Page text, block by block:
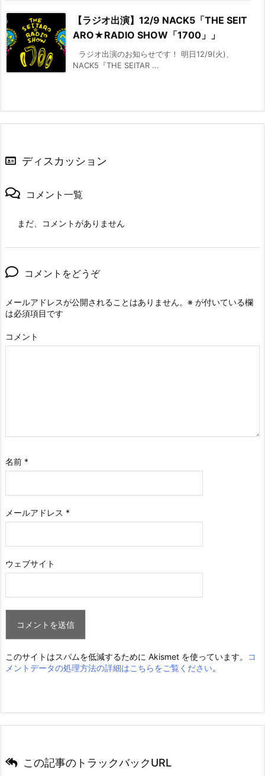
【ラジオ出演】12/9 NACK5「THE SEIT
ARO★RADIO SHOW「1700」」
ラジオ出演のお知らせです！ 明日12/9(火)、
NACK5『THE SEITAR ...
ディスカッション
コメント一覧
まだ、コメントがありません
コメントをどうぞ
メールアドレスが公開されることはありません。 ※ が付いている欄
は必須項目です
コメント
名前 *
メールアドレス *
ウェブサイト
このサイトはスパムを低減するために Akismet を使っています。
コ
メントデータの処理方法の詳細はこちらをご覧ください。
この記事のトラックバックURL